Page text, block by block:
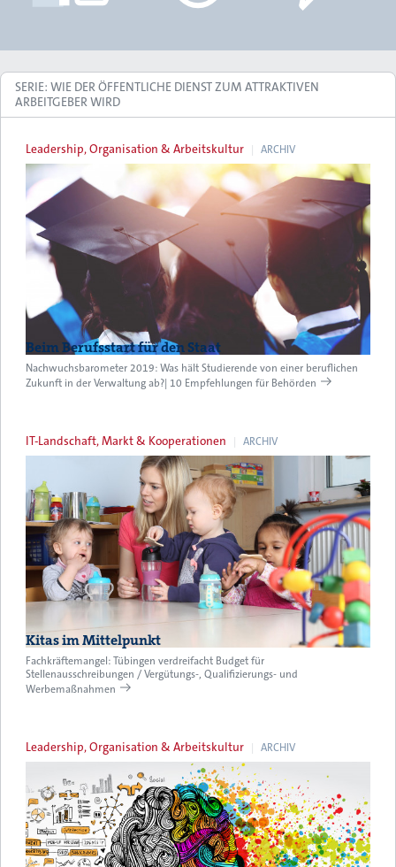
SERIE: WIE DER ÖFFENTLICHE DIENST ZUM ATTRAKTIVEN
ARBEITGEBER WIRD
Leadership, Organisation & Arbeitskultur ARCHIV
Beim Berufsstart für den Staat
Nachwuchsbarometer 2019: Was hält Studierende von einer beruflichen
Zukunft in der Verwaltung ab?| 10 Empfehlungen für Behörden
IT-Landschaft, Markt & Kooperationen ARCHIV
Kitas im Mittelpunkt
Fachkräftemangel: Tübingen verdreifacht Budget für
Stellenausschreibungen / Vergütungs-, Qualifizierungs- und
Werbemaßnahmen
Leadership, Organisation & Arbeitskultur ARCHIV